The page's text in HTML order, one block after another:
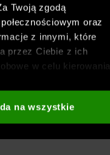
Twoją zgodą
oraz
z innymi, które
przez Ciebie z ich
w celu kierowania
sekcji „Szczegóły”
na wszystkie